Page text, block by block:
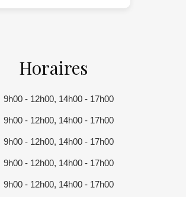
Horaires
9h00 - 12h00, 14h00 - 17h00
9h00 - 12h00, 14h00 - 17h00
9h00 - 12h00, 14h00 - 17h00
9h00 - 12h00, 14h00 - 17h00
9h00 - 12h00, 14h00 - 17h00